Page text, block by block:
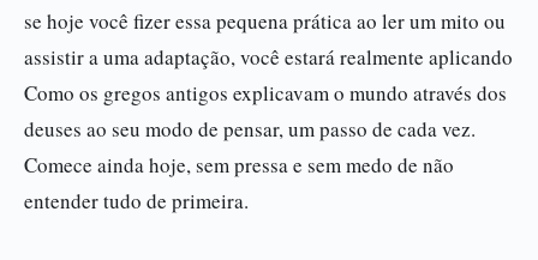
se hoje você fizer essa pequena prática ao ler um mito ou
assistir a uma adaptação, você estará realmente aplicando
Como os gregos antigos explicavam o mundo através dos
deuses ao seu modo de pensar, um passo de cada vez.
Comece ainda hoje, sem pressa e sem medo de não
entender tudo de primeira.